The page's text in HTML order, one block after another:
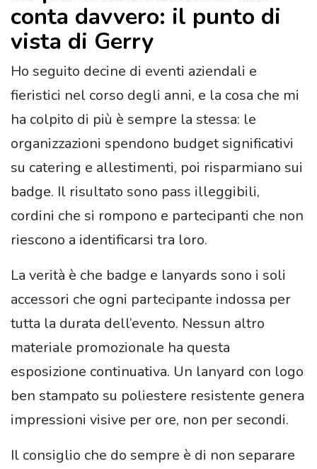
conta davvero: il punto di
vista di Gerry
Ho seguito decine di eventi aziendali e
fieristici nel corso degli anni, e la cosa che mi
ha colpito di più è sempre la stessa: le
organizzazioni spendono budget significativi
su catering e allestimenti, poi risparmiano sui
badge. Il risultato sono pass illeggibili,
cordini che si rompono e partecipanti che non
riescono a identificarsi tra loro.
La verità è che badge e lanyards sono i soli
accessori che ogni partecipante indossa per
tutta la durata dell’evento. Nessun altro
materiale promozionale ha questa
esposizione continuativa. Un lanyard con logo
ben stampato su poliestere resistente genera
impressioni visive per ore, non per secondi.
Il consiglio che do sempre è di non separare